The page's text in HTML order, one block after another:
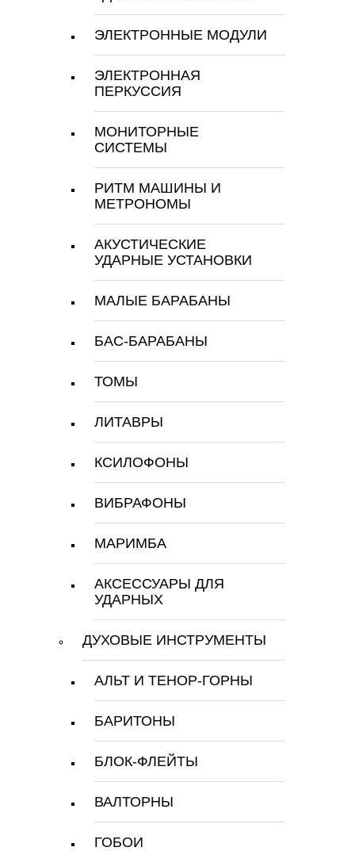
ЭЛЕКТРОННЫЕ МОДУЛИ
ЭЛЕКТРОННАЯ
ПЕРКУССИЯ
МОНИТОРНЫЕ
СИСТЕМЫ
РИТМ МАШИНЫ И
МЕТРОНОМЫ
АКУСТИЧЕСКИЕ
УДАРНЫЕ УСТАНОВКИ
МАЛЫЕ БАРАБАНЫ
БАС-БАРАБАНЫ
ТОМЫ
ЛИТАВРЫ
КСИЛОФОНЫ
ВИБРАФОНЫ
МАРИМБА
АКСЕССУАРЫ ДЛЯ
УДАРНЫХ
ДУХОВЫЕ ИНСТРУМЕНТЫ
АЛЬТ И ТЕНОР-ГОРНЫ
БАРИТОНЫ
БЛОК-ФЛЕЙТЫ
ВАЛТОРНЫ
ГОБОИ